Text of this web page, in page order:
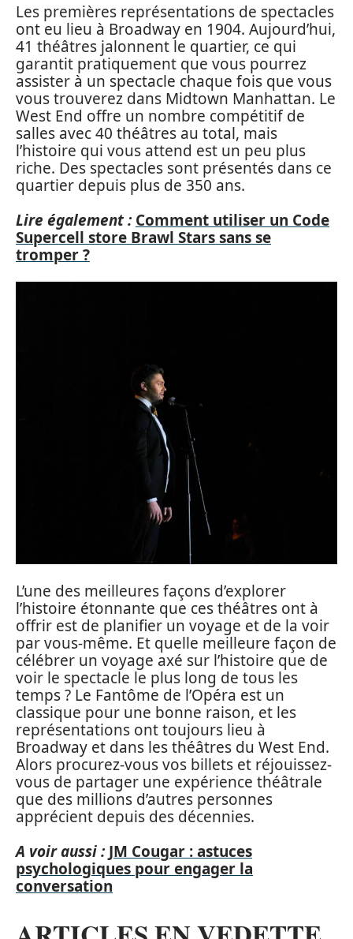
Les premières représentations de spectacles
ont eu lieu à Broadway en 1904. Aujourd’hui,
41 théâtres jalonnent le quartier, ce qui
garantit pratiquement que vous pourrez
assister à un spectacle chaque fois que vous
vous trouverez dans Midtown Manhattan. Le
West End offre un nombre compétitif de
salles avec 40 théâtres au total, mais
l’histoire qui vous attend est un peu plus
riche. Des spectacles sont présentés dans ce
quartier depuis plus de 350 ans.
Lire également : Comment utiliser un Code
Supercell store Brawl Stars sans se
tromper ?
L’une des meilleures façons d’explorer
l’histoire étonnante que ces théâtres ont à
offrir est de planifier un voyage et de la voir
par vous-même. Et quelle meilleure façon de
célébrer un voyage axé sur l’histoire que de
voir le spectacle le plus long de tous les
temps ? Le Fantôme de l’Opéra est un
classique pour une bonne raison, et les
représentations ont toujours lieu à
Broadway et dans les théâtres du West End.
Alors procurez-vous vos billets et réjouissez-
vous de partager une expérience théâtrale
que des millions d’autres personnes
apprécient depuis des décennies.
A voir aussi : JM Cougar : astuces
psychologiques pour engager la
conversation